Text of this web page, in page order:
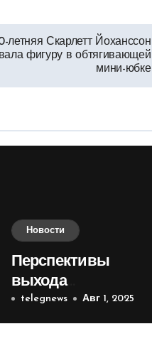
летняя Скарлетт Йоханссон
фигуру в обтягивающей
мини-юбке
Новости
Перспективы
выхода
российских войск к
Киеву зимой
telegnews Авг 1, 2025